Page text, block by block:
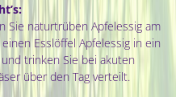
Sie naturtrüben Apfelessig am
Esslöffel Apfelessig in ein
trinken Sie bei akuten
über den Tag verteilt.